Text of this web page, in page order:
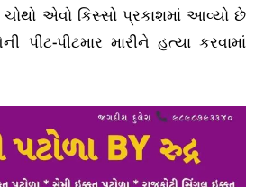
ચોથો એવો કિસ્સો પ્રકાશમાં આવ્યો છે
પીટ-પીટમાર મારીને હત્યા કરવામાં